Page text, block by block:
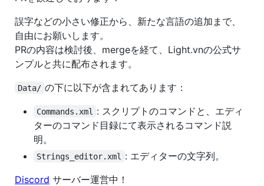
誤字などの小さい修正から、新たな言語の追加まで、
自由にお願いします。
PRの内容は検討後、mergeを経て、Light.vnの公式サ
ンプルと共に配布されます。
Data/ の下に以下が含まれてあります：
Commands.xml
: スクリプトのコマンドと、エディ
ターのコマンド目録にて表示されるコマンド説
明。
Strings_editor.xml
: エディターの文字列。
Discord サーバー運営中！